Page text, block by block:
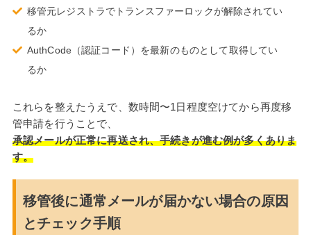
移管元レジストラでトランスファーロックが解除されてい
るか
AuthCode（認証コード）を最新のものとして取得してい
るか
これらを整えたうえで、数時間〜1日程度空けてから再度移
管申請を行うことで、
承認メールが正常に再送され、手続きが進む例が多くありま
す。
移管後に通常メールが届かない場合の原因
とチェック手順